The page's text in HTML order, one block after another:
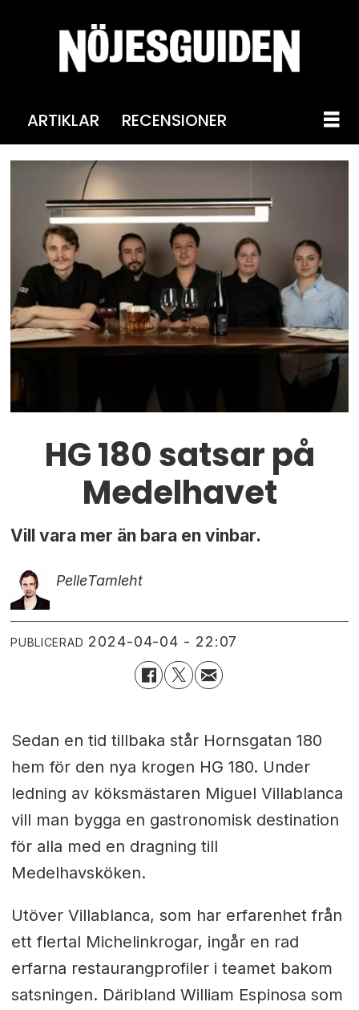
ARTIKLAR RECENSIONER
HG 180 satsar på
Medelhavet
Vill vara mer än bara en vinbar.
PelleTamleht
PUBLICERAD 2024-04-04 - 22:07
Sedan en tid tillbaka står Hornsgatan 180
hem för den nya krogen HG 180. Under
ledning av köksmästaren Miguel Villablanca
vill man bygga en gastronomisk destination
för alla med en dragning till
Medelhavsköken.
Utöver Villablanca, som har erfarenhet från
ett flertal Michelinkrogar, ingår en rad
erfarna restaurangprofiler i teamet bakom
satsningen. Däribland William Espinosa som